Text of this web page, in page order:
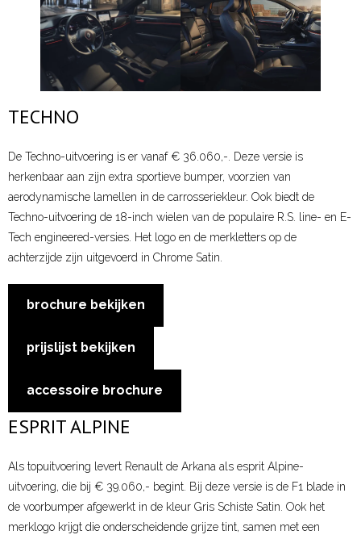
- APK Keuring
Actueel
Contact
TECHNO
De Techno-uitvoering is er vanaf € 36.060,-. Deze versie is
herkenbaar aan zijn extra sportieve bumper, voorzien van
aerodynamische lamellen in de carrosseriekleur. Ook biedt de
Techno-uitvoering de 18-inch wielen van de populaire R.S. line- en E-
Tech engineered-versies. Het logo en de merkletters op de
achterzijde zijn uitgevoerd in Chrome Satin.
brochure bekijken
prijslijst bekijken
accessoire brochure
ESPRIT ALPINE
Als topuitvoering levert Renault de Arkana als esprit Alpine-
uitvoering, die bij € 39.060,- begint. Bij deze versie is de F1 blade in
de voorbumper afgewerkt in de kleur Gris Schiste Satin. Ook het
merklogo krijgt die onderscheidende grijze tint, samen met een